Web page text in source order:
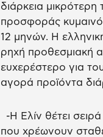
διάρκεια
προσφοράς
12 μηνών. Η
ρηχή προθεσμιακή
ευχερέστερο για
αγορά προϊόντα
-Η Ελίν θέτει
που χρέωνουν